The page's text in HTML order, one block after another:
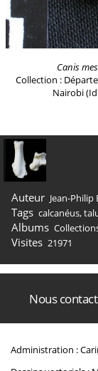
Canis
Collection :
Nairobi
Auteur Jean-Philip
Tags calcanéus,
Albums
Visites 21971
Nous
Administration :